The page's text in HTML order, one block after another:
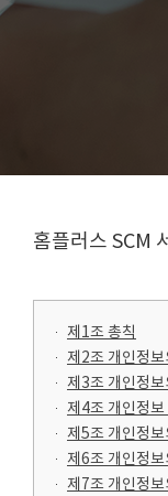
홈플러스 SCM
제1조 총칙
제2조 개인정
제3조 개인정보
제4조 개인정
제5조 개인정
제6조 개인정
제7조 개인정